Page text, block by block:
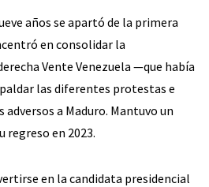
años se apartó de la primera
en consolidar la
Vente Venezuela —que había
las diferentes protestas e
a Maduro. Mantuvo un
regreso en 2023.
en la candidata presidencial